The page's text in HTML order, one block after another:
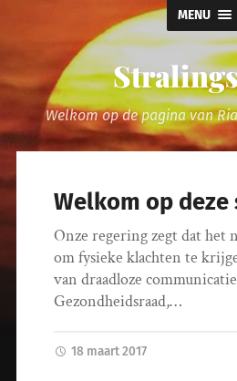
MENU
Welkom op de pagina van
Welkom op deze
Onze regering zegt dat het
om fysieke klachten te
van draadloze
Gezondheidsraad,…
18 maart 2017